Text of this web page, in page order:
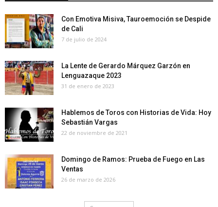
Con Emotiva Misiva, Tauroemoción se Despide
de Cali
7 de julio de 2024
La Lente de Gerardo Márquez Garzón en
Lenguazaque 2023
31 de enero de 2023
Hablemos de Toros con Historias de Vida: Hoy
Sebastián Vargas
22 de noviembre de 2021
Domingo de Ramos: Prueba de Fuego en Las
Ventas
26 de marzo de 2026